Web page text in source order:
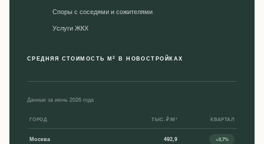
Споры с соседями и сожителями
Уcлуги ЖКХ
СРЕДНЯЯ СТОИМОСТЬ М2 В НОВОСТРОЙКАХ
Данные за июнь 2026 года
ГОРОД ТЫС. ₽/М² КВАРТАЛ
Москва 492,9 +0,7%